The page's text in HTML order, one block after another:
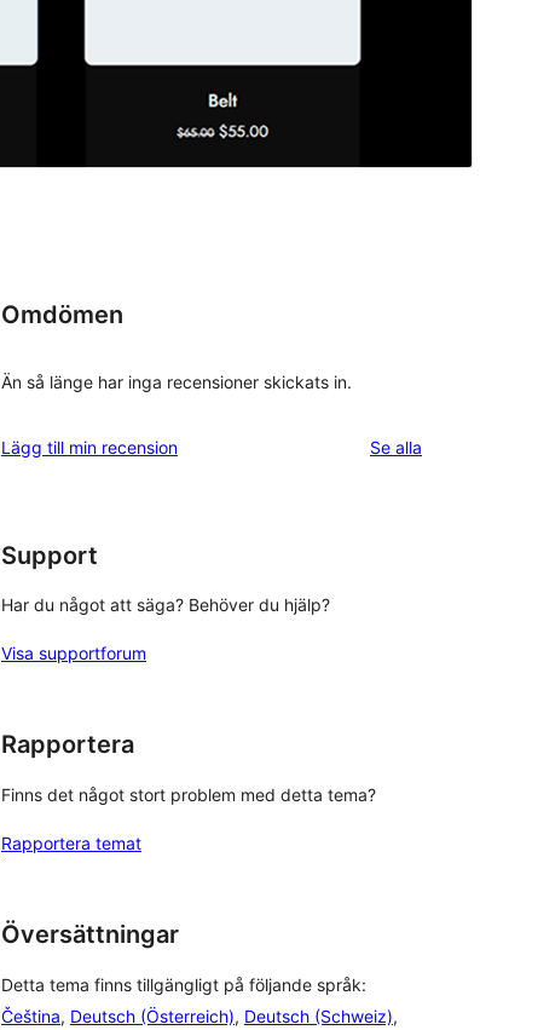
Omdömen
Än så länge har inga recensioner skickats in.
Lägg till min recension Se alla
Support
Har du något att säga? Behöver du hjälp?
Visa supportforum
Rapportera
Finns det något stort problem med detta tema?
Rapportera temat
Översättningar
Detta tema finns tillgängligt på följande språk:
Čeština, Deutsch (Österreich), Deutsch (Schweiz),